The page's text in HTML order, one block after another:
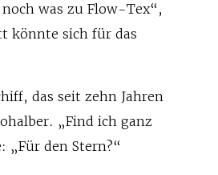
was zu Flow-Tex“,
könnte sich für das
das seit zehn Jahren
„Find ich ganz
„Für den Stern?“